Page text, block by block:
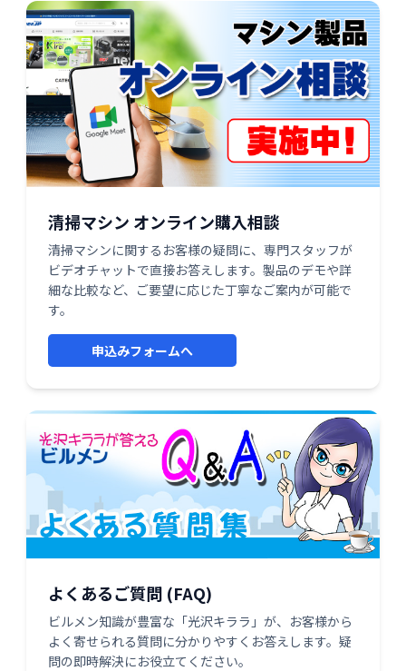
清掃マシン オンライン購入相談
清掃マシンに関するお客様の疑問に、専門スタッフが
ビデオチャットで直接お答えします。製品のデモや詳
細な比較など、ご要望に応じた丁寧なご案内が可能で
す。
申込みフォームへ
よくあるご質問 (FAQ)
ビルメン知識が豊富な「光沢キララ」が、お客様から
よく寄せられる質問に分かりやすくお答えします。疑
問の即時解決にお役立てください。